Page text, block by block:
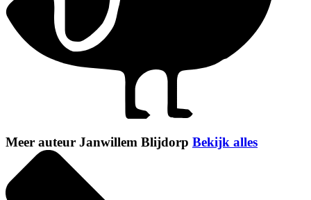
Meer auteur Janwillem Blijdorp Bekijk alles